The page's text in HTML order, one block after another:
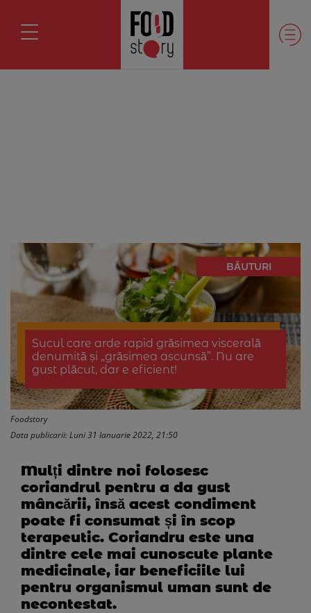
BĂUTURI
Sucul care arde rapid grăsimea viscerală
denumită și „grăsimea ascunsă”. Nu are
gust plăcut, dar e eficient!
Foodstory
Data publicarii: Luni 31 Ianuarie 2022, 21:50
Mulți dintre noi folosesc
coriandrul pentru a da gust
mâncării, însă acest condiment
poate fi consumat și în scop
terapeutic. Coriandru este una
dintre cele mai cunoscute plante
medicinale, iar beneficiile lui
pentru organismul uman sunt de
necontestat.